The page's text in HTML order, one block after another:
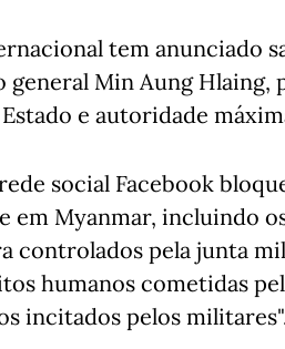
tem anunciado
Min Aung Hlaing,
e autoridade
social Facebook
em Myanmar, incluindo
controlados pela junta
humanos cometidas
incitados pelos